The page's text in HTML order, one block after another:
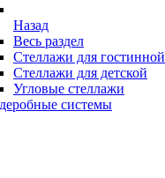
Назад
Весь раздел
Стеллажи для гостинной
Стеллажи для детской
Угловые стеллажи
системы